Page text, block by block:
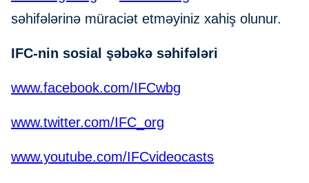
səhifələrinə müraciət etməyiniz xahiş olunur.
IFC-nin sosial şəbəkə səhifələri
www.facebook.com/IFCwbg
www.twitter.com/IFC_org
www.youtube.com/IFCvideocasts